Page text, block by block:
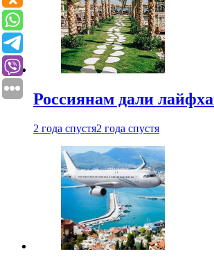
Россиянам дали
2 года спустя2 года спустя